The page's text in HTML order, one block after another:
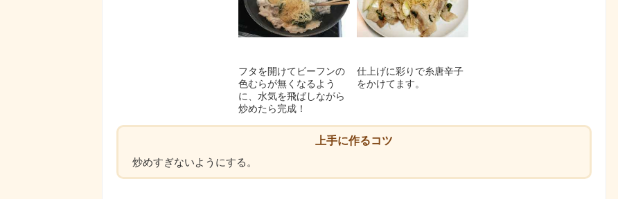
フタを開けてビーフンの
色むらが無くなるよう
に、水気を飛ばしながら
炒めたら完成！
仕上げに彩りで糸唐辛子
をかけてます。
上手に作るコツ
炒めすぎないようにする。